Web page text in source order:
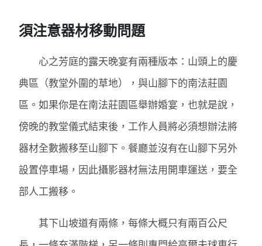
須注意器材移動問題
心之芳庭的露天晚宴有兩種版本：山頭上的慶
典區（教堂外圍的草地），與山腳下的南法莊園
區。如果你是在南法莊園區舉辦婚宴，也就是說，
傍晚的教堂儀式結束後，工作人員將必須想辦法將
器材全數搬移至山腳下。餐廳並沒有在山腳下另外
設置停車場，因此攝影器材無法用開車運送，要全
部人工搬移。
其下山坡道有兩條，每條大概只有兩百公尺